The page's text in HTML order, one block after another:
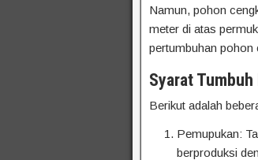
Namun, pohon
meter di atas
pertumbuhan pohon
Syarat
Berikut adalah
Pemupukan:
berproduksi